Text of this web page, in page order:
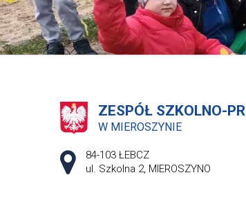
ZESPÓŁ SZKOLNO-
W MIEROSZYNIE
Adres pocztowy:
84-103 ŁEBCZ
ul. Szkolna 2, MIEROSZYNO